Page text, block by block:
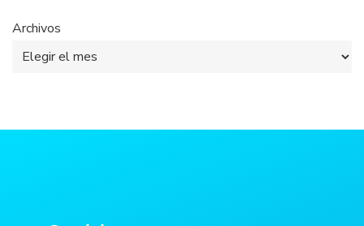
Archivos